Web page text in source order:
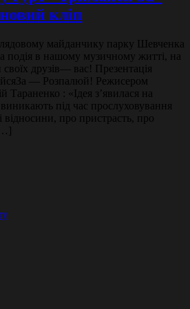
кліп
майданчику парку Шевченка
подія в нашому музичному житті, на
друзів— вас! Презентація
— Розпалюй! Режисером
Тараненко : «Ідея з’явилася на
виникають під час прослуховування
відносини, про пристрасть, про